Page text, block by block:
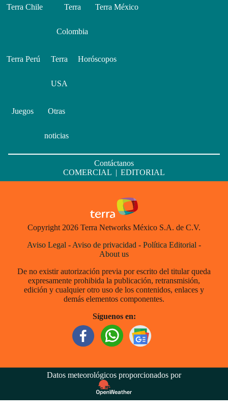
Terra Chile Terra
Colombia
Terra México
Terra Perú Terra
USA
Horóscopos
Juegos Otras
noticias
Contáctanos
COMERCIAL | EDITORIAL
Copyright 2026 Terra Networks México S.A. de C.V.
Aviso Legal - Aviso de privacidad - Política Editorial -
About us
De no existir autorización previa por escrito del titular queda
expresamente prohibida la publicación, retransmisión,
edición y cualquier otro uso de los contenidos, enlaces y
demás elementos componentes.
Síguenos en:
Datos meteorológicos proporcionados por